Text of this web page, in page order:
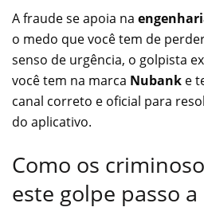
A fraude se apoia na
o medo que você tem de
senso de urgência, o golpista
você tem na marca Nubank e
canal correto e oficial para
do aplicativo.
Como os
este golpe passo a